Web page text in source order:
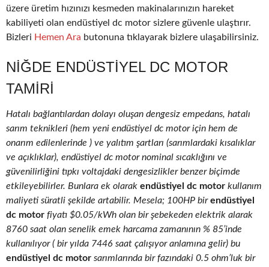
üzere üretim hızınızı kesmeden makinalarınızın hareket
kabiliyeti olan endüstiyel dc motor sizlere güvenle ulaştırır.
Bizleri Hemen Ara butonuna tıklayarak bizlere ulaşabilirsiniz.
NIĞDE ENDÜSTIYEL DC MOTOR
TAMIRI
Hatalı bağlantılardan dolayı oluşan dengesiz empedans, hatalı
sarım teknikleri (hem yeni endüstiyel dc motor için hem de
onarım edilenlerinde ) ve yalıtım şartları (sarımlardaki kısalıklar
ve açıklıklar), endüstiyel dc motor nominal sıcaklığını ve
güvenilirliğini tıpkı voltajdaki dengesizlikler benzer biçimde
etkileyebilirler. Bunlara ek olarak endüstiyel dc motor kullanım
maliyeti süratli şekilde artabilir. Mesela; 100HP birendüstiyel
dc motor fiyatı $0.05/kWh olan bir şebekeden elektrik alarak
8760 saat olan senelik emek harcama zamanının % 85’inde
kullanılıyor ( bir yılda 7446 saat çalışıyor anlamına gelir) bu
endüstiyel dc motor sarımlarında bir fazındaki 0.5 ohm’luk bir